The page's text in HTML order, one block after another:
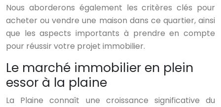
Nous aborderons également les critères clés pour
acheter ou vendre une maison dans ce quartier, ainsi
que les aspects importants à prendre en compte
pour réussir votre projet immobilier.
Le marché immobilier en plein
essor à la plaine
La Plaine connaît une croissance significative du